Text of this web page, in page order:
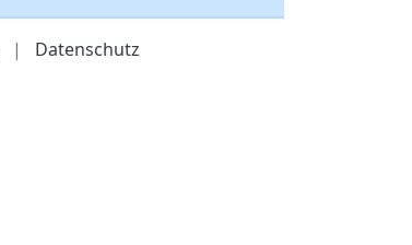
| Datenschutz